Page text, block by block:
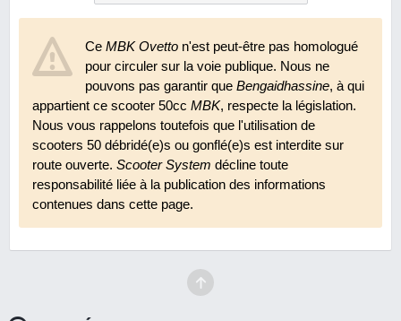
CeMBK Ovetto n'est peut-être pas homologué
pour circuler sur la voie publique. Nous ne
pouvons pas garantir queBengaidhassine, à qui
appartient ce scooter 50cc MBK, respecte la législation.
Nous vous rappelons toutefois que l'utilisation de
scooters 50 débridé(e)s ou gonflé(e)s est interdite sur
route ouverte. Scooter System décline toute
responsabilité liée à la publication des informations
contenues dans cette page.